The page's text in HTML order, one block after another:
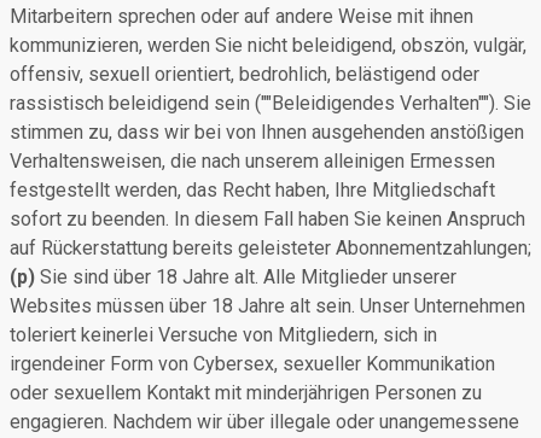
Mitarbeitern sprechen oder auf andere Weise mit ihnen
kommunizieren, werden Sie nicht beleidigend, obszön, vulgär,
offensiv, sexuell orientiert, bedrohlich, belästigend oder
rassistisch beleidigend sein (""Beleidigendes Verhalten""). Sie
stimmen zu, dass wir bei von Ihnen ausgehenden anstößigen
Verhaltensweisen, die nach unserem alleinigen Ermessen
festgestellt werden, das Recht haben, Ihre Mitgliedschaft
sofort zu beenden. In diesem Fall haben Sie keinen Anspruch
auf Rückerstattung bereits geleisteter Abonnementzahlungen;
(p) Sie sind über 18 Jahre alt. Alle Mitglieder unserer
Websites müssen über 18 Jahre alt sein. Unser Unternehmen
toleriert keinerlei Versuche von Mitgliedern, sich in
irgendeiner Form von Cybersex, sexueller Kommunikation
oder sexuellem Kontakt mit minderjährigen Personen zu
engagieren. Nachdem wir über illegale oder unangemessene